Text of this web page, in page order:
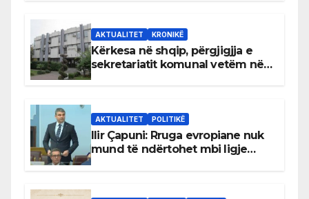
AKTUALITET KRONIKË
Kërkesa në shqip, përgjigjja e
sekretariatit komunal vetëm në
AKTUALITET POLITIKË
Ilir Çapuni: Rruga evropiane nuk
mund të ndërtohet mbi ligje